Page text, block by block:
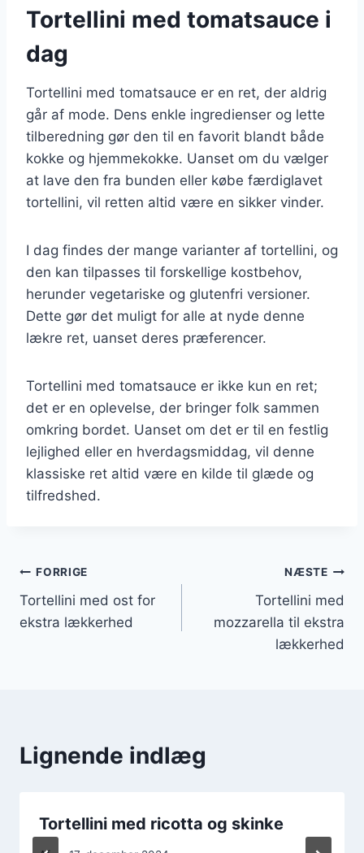
Tortellini med tomatsauce i
dag
Tortellini med tomatsauce er en ret, der aldrig
går af mode. Dens enkle ingredienser og lette
tilberedning gør den til en favorit blandt både
kokke og hjemmekokke. Uanset om du vælger
at lave den fra bunden eller købe færdiglavet
tortellini, vil retten altid være en sikker vinder.
I dag findes der mange varianter af tortellini, og
den kan tilpasses til forskellige kostbehov,
herunder vegetariske og glutenfri versioner.
Dette gør det muligt for alle at nyde denne
lækre ret, uanset deres præferencer.
Tortellini med tomatsauce er ikke kun en ret;
det er en oplevelse, der bringer folk sammen
omkring bordet. Uanset om det er til en festlig
lejlighed eller en hverdagsmiddag, vil denne
klassiske ret altid være en kilde til glæde og
tilfredshed.
Indlægsnavigation
FORRIGE
Tortellini med ost for
ekstra lækkerhed
NÆSTE
Tortellini med
mozzarella til ekstra
lækkerhed
Lignende indlæg
Tortellini med ricotta og skinke